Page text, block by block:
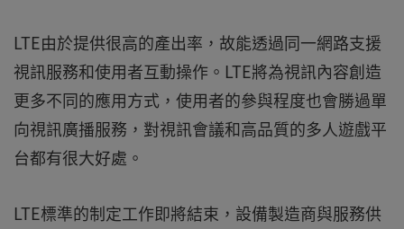
LTE由於提供很高的產出率，故能透過同一網路支援
視訊服務和使用者互動操作。LTE將為視訊內容創造
更多不同的應用方式，使用者的參與程度也會勝過單
向視訊廣播服務，對視訊會議和高品質的多人遊戲平
台都有很大好處。
LTE標準的制定工作即將結束，設備製造商與服務供